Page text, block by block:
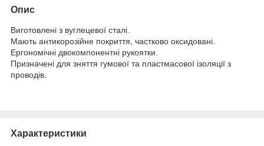
Опис
Виготовлені з вуглецевої сталі.
Мають антикорозійне покриття, частково оксидовані.
Ергономічні двокомпонентні рукоятки.
Призначені для зняття гумової та пластмасової ізоляції з
проводів.
Характеристики